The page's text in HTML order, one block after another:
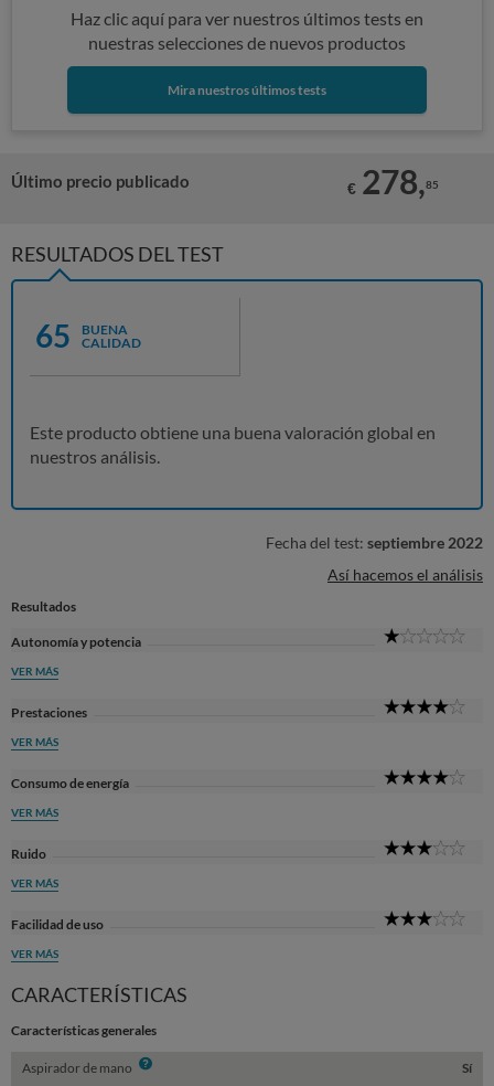
Haz clic aquí para ver nuestros últimos tests en
nuestras selecciones de nuevos productos
Mira nuestros últimos tests
Último precio publicado € 278,85
RESULTADOS DEL TEST
65
BUENA
CALIDAD
Este producto obtiene una buena valoración global en
nuestros análisis.
Fecha del test: septiembre 2022
Así hacemos el análisis
Resultados
Autonomía y potencia
VER MÁS
Prestaciones
VER MÁS
Consumo de energía
VER MÁS
Ruido
VER MÁS
Facilidad de uso
VER MÁS
CARACTERÍSTICAS
Características generales
Aspirador de mano Info Sí